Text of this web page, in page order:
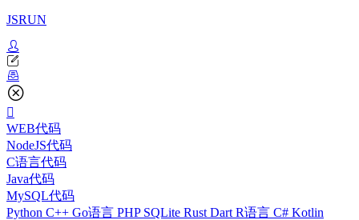
JSRUN
WEB代码
NodeJS代码
C语言代码
Java代码
MySQL代码
Python C++ Go语言 PHP SQLite Rust Dart R语言 C# Kotlin